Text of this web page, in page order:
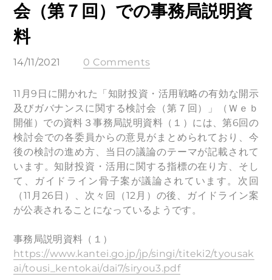
会（第７回）での事務局説明資
料
14/11/2021 0 Comments
11月9日に開かれた「知財投資・活用戦略の有効な開示
及びガバナンスに関する検討会（第７回）」（Ｗｅｂ
開催）での資料３事務局説明資料（１）には、第6回の
検討会での各委員からの意見がまとめられており、今
後の検討の進め方、当日の議論のテーマが記載されて
います。知財投資・活用に関する指標の在り方、そし
て、ガイドライン骨子案が議論されています。次回
（11月26日）、次々回（12月）の後、ガイドライン案
が公表されることになっているようです。
事務局説明資料（１）
https://www.kantei.go.jp/jp/singi/titeki2/tyousak
ai/tousi_kentokai/dai7/siryou3.pdf